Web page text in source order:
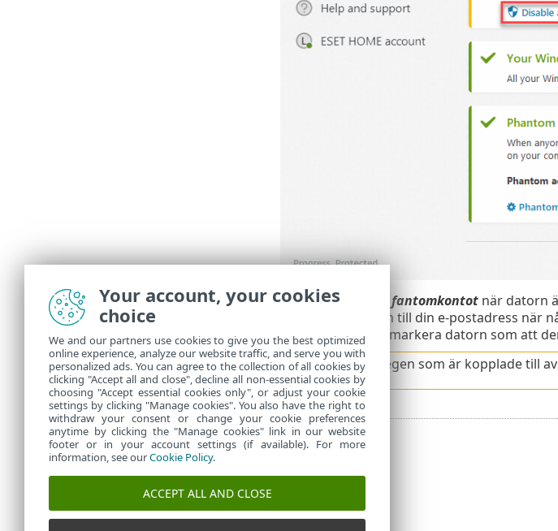
Vid inloggning på fantomkontotnär datorn
aktivitet på datorn till din e-postadress när
avgöra om du vill markera datorn som att
Följ bara stegen som är kopplade till
Your account, your cookies
choice
We and our partners use cookies to give you the best optimized
online experience, analyze our website traffic, and serve you with
personalized ads. You can agree to the collection of all cookies by
clicking "Accept all and close", decline all non-essential cookies by
choosing "Accept essential cookies only", or adjust your cookie
settings by clicking "Manage cookies". You also have the right to
withdraw your consent or change your cookie preferences
anytime by clicking the "Manage cookies" link in our website
footer or in your account settings (if available). For more
information, see ourCookie Policy.
ACCEPT ALL AND CLOSE